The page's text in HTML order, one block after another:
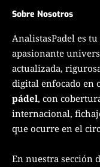
Sobre Nosotros
AnalistasPadel es
apasionante
actualizada,
digital enfocado en
pádel, con
internacional,
que ocurre en el
En nuestra sección